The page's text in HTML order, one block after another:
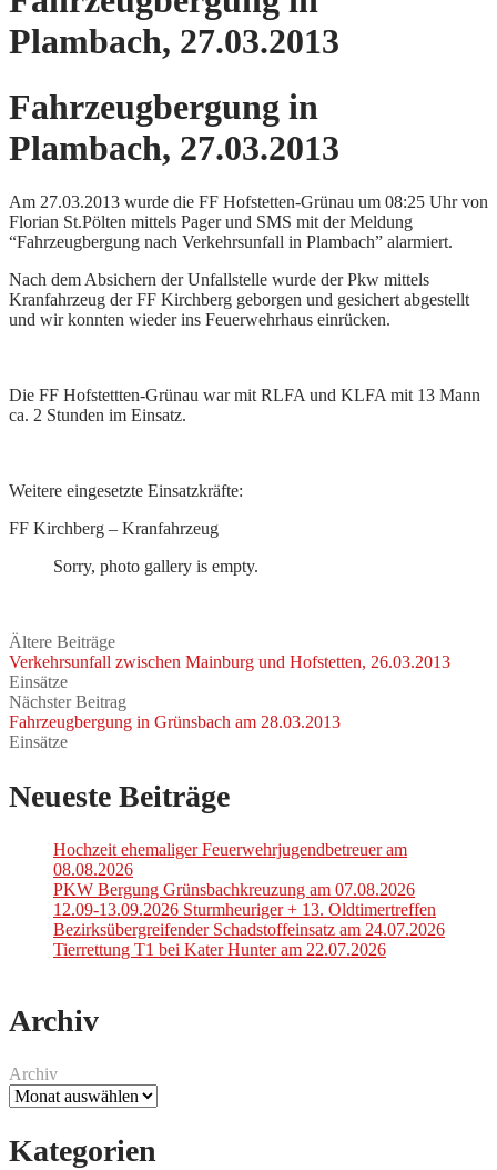
Plambach, 27.03.2013
Fahrzeugbergung in
Plambach, 27.03.2013
Am 27.03.2013 wurde die FF Hofstetten-Grünau um 08:25 Uhr von
Florian St.Pölten mittels Pager und SMS mit der Meldung
“Fahrzeugbergung nach Verkehrsunfall in Plambach” alarmiert.
Nach dem Absichern der Unfallstelle wurde der Pkw mittels
Kranfahrzeug der FF Kirchberg geborgen und gesichert abgestellt
und wir konnten wieder ins Feuerwehrhaus einrücken.
Die FF Hofstettten-Grünau war mit RLFA und KLFA mit 13 Mann
ca. 2 Stunden im Einsatz.
Weitere eingesetzte Einsatzkräfte:
FF Kirchberg – Kranfahrzeug
Sorry, photo gallery is empty.
Ältere Beiträge
Verkehrsunfall zwischen Mainburg und Hofstetten, 26.03.2013
Einsätze
Nächster Beitrag
Fahrzeugbergung in Grünsbach am 28.03.2013
Einsätze
Neueste Beiträge
Hochzeit ehemaliger Feuerwehrjugendbetreuer am
08.08.2026
PKW Bergung Grünsbachkreuzung am 07.08.2026
12.09-13.09.2026 Sturmheuriger + 13. Oldtimertreffen
Bezirksübergreifender Schadstoffeinsatz am 24.07.2026
Tierrettung T1 bei Kater Hunter am 22.07.2026
Archiv
Archiv
Kategorien